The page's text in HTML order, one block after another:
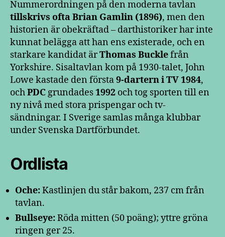
Nummerordningen på den moderna tavlan
tillskrivs ofta Brian Gamlin (1896), men den
historien är obekräftad – darthistoriker har inte
kunnat belägga att han ens existerade, och en
starkare kandidat ärThomas Bucklefrån
Yorkshire. Sisaltavlan kom på 1930-talet, John
Lowe kastade den första9-dartern i TV 1984,
ochPDC grundades1992 och tog sporten till en
ny nivå med stora prispengar och tv-
sändningar. I Sverige samlas många klubbar
under Svenska Dartförbundet.
Ordlista
Oche:Kastlinjen du står bakom, 237 cm från
tavlan.
Bullseye:Röda mitten (50 poäng); yttre gröna
ringen ger 25.